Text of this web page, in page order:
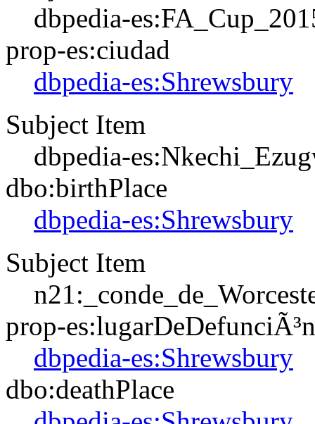
dbpedia-
prop-es:ciudad
dbpedia-es:Shrewsbury
Subject Item
dbpedia-
dbo:birthPlace
dbpedia-es:Shrewsbury
Subject Item
prop-es:lugarDeDefunciÃ³n
dbpedia-es:Shrewsbury
dbo:deathPlace